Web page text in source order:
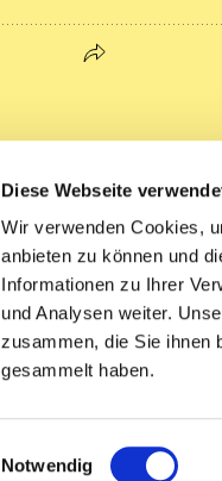
Diese Webseite
Wir verwenden Cookies,
anbieten zu können und
Informationen zu Ihrer
und Analysen weiter.
zusammen, die Sie ihnen
gesammelt haben.
Einwilligungsauswahl
Notwendig